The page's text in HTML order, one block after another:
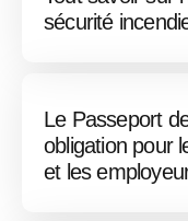
sécurité
Le Passeport
obligation pour
et les